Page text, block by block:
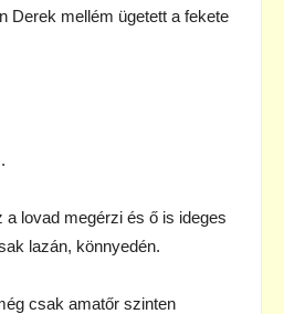
Derek mellém ügetett a fekete
megérzi és ő is ideges
lazán, könnyedén.
csak amatőr szinten